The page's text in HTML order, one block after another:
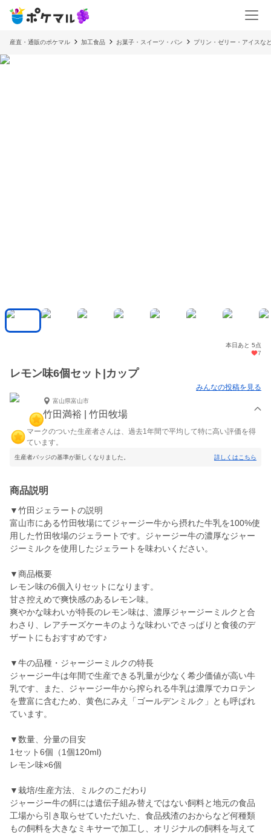
産直・通販のポケマル 加工食品 お菓子・スイーツ・パン プリン・ゼリー・アイスな
本日あと 5点
7
レモン味6個セット|カップ
みんなの投稿を見る
富山県富山市
竹田満裕 | 竹田牧場
マークのついた生産者さんは、過去1年間で平均して特に高い評価を得
ています。
生産者バッジの基準が新しくなりました。 詳しくはこちら
商品説明
▼竹田ジェラートの説明
富山市にある竹田牧場にてジャージー牛から摂れた牛乳を100%使
用した竹田牧場のジェラートです。ジャージー牛の濃厚なジャー
ジーミルクを使用したジェラートを味わいください。
▼商品概要
レモン味の6個入りセットになります。
甘さ控えめで爽快感のあるレモン味。
爽やかな味わいが特長のレモン味は、濃厚ジャージーミルクと合
わさり、レアチーズケーキのような味わいでさっぱりと食後のデ
ザートにもおすすめです♪
▼牛の品種・ジャージーミルクの特長
ジャージー牛は年間で生産できる乳量が少なく希少価値が高い牛
乳です、また、ジャージー牛から搾られる牛乳は濃厚でカロテン
を豊富に含むため、黄色にみえ「ゴールデンミルク」とも呼ばれ
ています。
▼数量、分量の目安
1セット6個（1個120ml)
レモン味×6個
▼栽培/生産方法、ミルクのこだわり
ジャージー牛の餌には遺伝子組み替えではない飼料と地元の食品
工場から引き取らせていただいた、食品残渣のおからなど何種類
もの飼料を大きなミキサーで加工し、オリジナルの飼料を与えて